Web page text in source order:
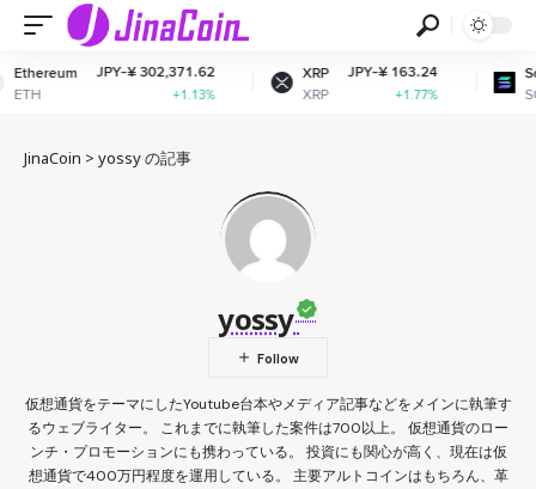
Ethereum
ETH
JPY-¥ 302,371.62
+1.13%
XRP
XRP
JPY-¥ 163.24
+1.77%
JinaCoin > yossy の記事
yossy
仮想通貨をテーマにしたYoutube台本やメディア記事などをメインに執筆す
るウェブライター。 これまでに執筆した案件は700以上。 仮想通貨のロー
ンチ・プロモーションにも携わっている。 投資にも関心が高く、現在は仮
想通貨で400万円程度を運用している。 主要アルトコインはもちろん、革